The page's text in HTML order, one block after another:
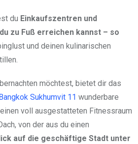
du Einkaufszentren und
zu Fuß erreichen kannst – so
und deinen kulinarischen
möchtest, bietet dir das
Sukhumvit 11 wunderbare
voll ausgestatteten Fitnessraum
von der aus du einen
auf die geschäftige Stadt unter